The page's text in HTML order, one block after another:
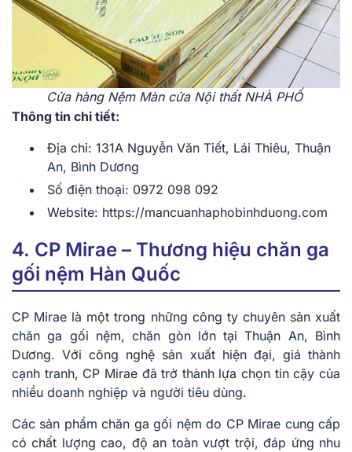
Cửa hàng Nệm Màn cửa Nội thất NHÀ PHỐ
Thông tin chi tiết:
Địa chỉ: 131A Nguyễn Văn Tiết, Lái Thiêu, Thuận
An, Bình Dương
Số điện thoại: 0972 098 092
Website: https://mancuanhaphobinhduong.com
4. CP Mirae – Thương hiệu chăn ga
gối nệm Hàn Quốc
CP Mirae là một trong những công ty chuyên sản xuất
chăn ga gối nệm, chăn gòn lớn tại Thuận An, Bình
Dương. Với công nghệ sản xuất hiện đại, giá thành
cạnh tranh, CP Mirae đã trở thành lựa chọn tin cậy của
nhiều doanh nghiệp và người tiêu dùng.
Các sản phẩm chăn ga gối nệm do CP Mirae cung cấp
có chất lượng cao, độ an toàn vượt trội, đáp ứng nhu